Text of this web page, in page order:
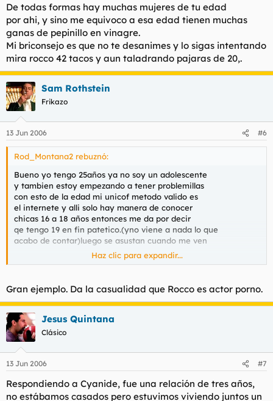
De todas formas hay muchas mujeres de tu edad
por ahi, y sino me equivoco a esa edad tienen muchas
ganas de pepinillo en vinagre.
Mi briconsejo es que no te desanimes y lo sigas intentando
mira rocco 42 tacos y aun taladrando pajaras de 20,.
Sam Rothstein
Frikazo
13 Jun 2006 #6
Rod_Montana2 rebuznó:
Bueno yo tengo 25años ya no soy un adolescente
y tambien estoy empezando a tener problemillas
con esto de la edad mi unicof metodo valido es
el internete y alli solo hay manera de conocer
chicas 16 a 18 años entonces me da por decir
qe tengo 19 en fin patetico.(yno viene a nada lo que
acabo de contar)luego se asustan cuando me ven
De todas formas hay muchas mujeres de tu edad
ganas de pepinillo en vinagre.
Mi briconsejo es que no te desanimes y lo sigas intentando
mira rocco 42 tacos y aun taladrando pajaras de 20,.
Haz clic para expandir...
Gran ejemplo. Da la casualidad que Rocco es actor porno.
Jesus Quintana
Clásico
13 Jun 2006 #7
Respondiendo a Cyanide, fue una relación de tres años,
no estábamos casados pero estuvimos viviendo juntos un